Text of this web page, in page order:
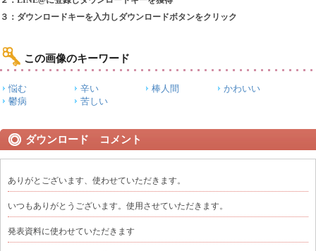
３：ダウンロードキーを入力しダウンロードボタンをクリック
この画像のキーワード
悩む 辛い 棒人間
かわいい
鬱病
苦しい
ダウンロード コメント
ありがとございます、使わせていただきます。
いつもありがとうございます。使用させていただきます。
発表資料に使わせていただきます